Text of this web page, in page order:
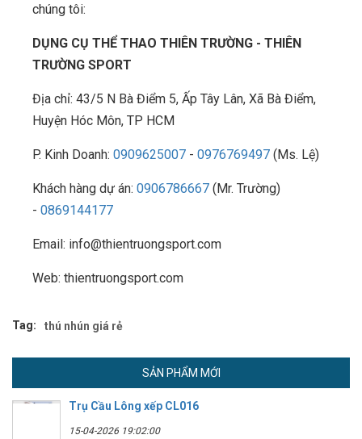
chúng tôi:
DỤNG CỤ THỂ THAO THIÊN TRƯỜNG - THIÊN
TRƯỜNG SPORT
Địa chỉ: 43/5 N Bà Điểm 5, Ấp Tây Lân, Xã Bà Điểm,
Huyện Hóc Môn, TP HCM
P. Kinh Doanh: 0909625007 - 0976769497 (Ms. Lệ)
Khách hàng dự án: 0906786667 (Mr. Trường)
- 0869144177
Email: info@thientruongsport.com
Web: thientruongsport.com
Tag: thú nhún giá rẻ
SẢN PHẨM MỚI
Trụ Cầu Lông xếp CL016
15-04-2026 19:02:00